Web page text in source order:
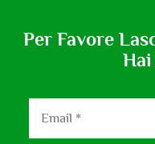
Per Favore